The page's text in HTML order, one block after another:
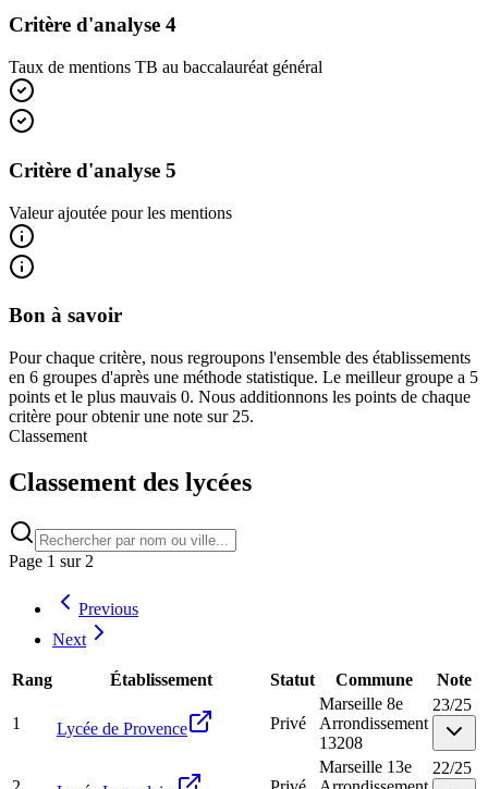
Critère d'analyse 4
Taux de mentions TB au baccalauréat général
Critère d'analyse 5
Valeur ajoutée pour les mentions
Bon à savoir
Pour chaque critère, nous regroupons l'ensemble des établissements
en 6 groupes d'après une méthode statistique. Le meilleur groupe a 5
points et le plus mauvais 0. Nous additionnons les points de chaque
critère pour obtenir une note sur 25.
Classement
Classement des lycées
Page 1 sur 2
Previous
Next
Rang Établissement Statut Commune Note
1 Lycée de Provence Privé
Marseille 8e
Arrondissement
13208
23/25
Marseille 13e
22/25